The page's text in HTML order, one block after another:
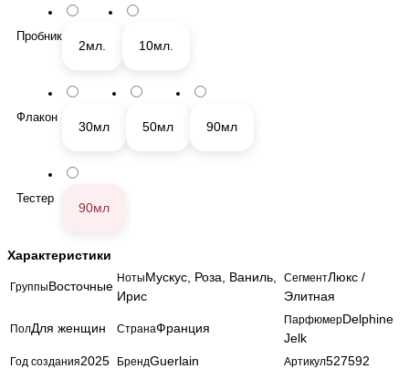
Пробник
2мл. 10мл.
Флакон
30мл 50мл 90мл
Тестер
90мл
Характеристики
ГруппыВосточные
НотыМускус, Роза, Ваниль,
Ирис
СегментЛюкс /
Элитная
ПолДля женщин СтранаФранция
ПарфюмерDelphine
Jelk
Год создания2025 БрендGuerlain Артикул527592